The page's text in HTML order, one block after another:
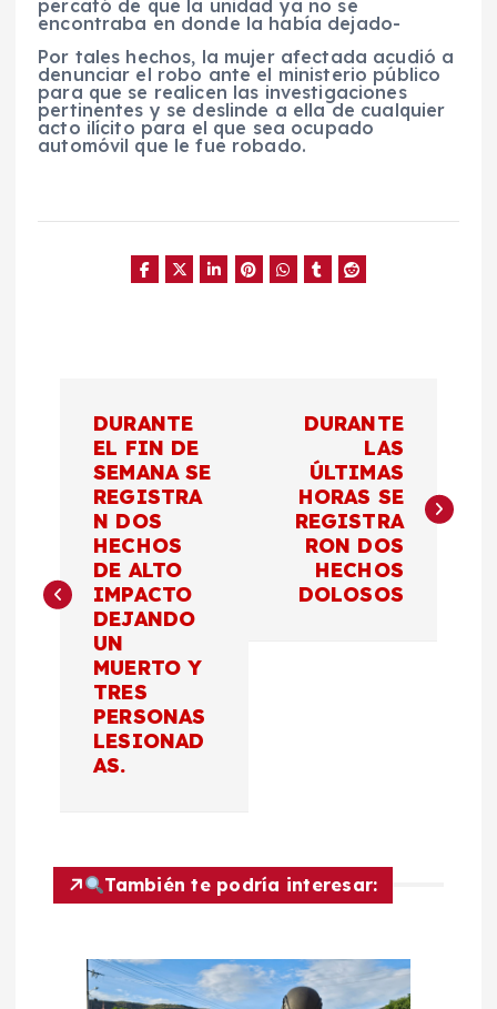
percató de que la unidad ya no se
encontraba en donde la había dejado-
Por tales hechos, la mujer afectada acudió a
denunciar el robo ante el ministerio público
para que se realicen las investigaciones
pertinentes y se deslinde a ella de cualquier
acto ilícito para el que sea ocupado
automóvil que le fue robado.
e
g
n
DURANTE
EL FIN DE
SEMANA SE
REGISTRA
N DOS
HECHOS
DE ALTO
IMPACTO
DEJANDO
UN
MUERTO Y
TRES
PERSONAS
LESIONAD
AS.
DURANTE
LAS
ÚLTIMAS
HORAS SE
REGISTRA
RON DOS
HECHOS
DOLOSOS
También te podría interesar: